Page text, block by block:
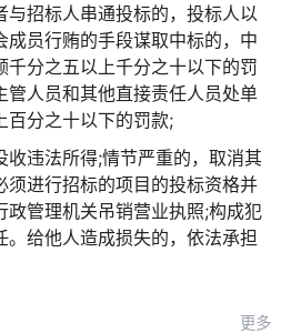
招标人串通投标的，投标人以
成员行贿的手段谋取中标的，中
千分之五以上千分之十以下的罚
管人员和其他直接责任人员处单
百分之十以下的罚款;
收违法所得;情节严重的，取消其
须进行招标的项目的投标资格并
政管理机关吊销营业执照;构成犯
给他人造成损失的，依法承担
更多